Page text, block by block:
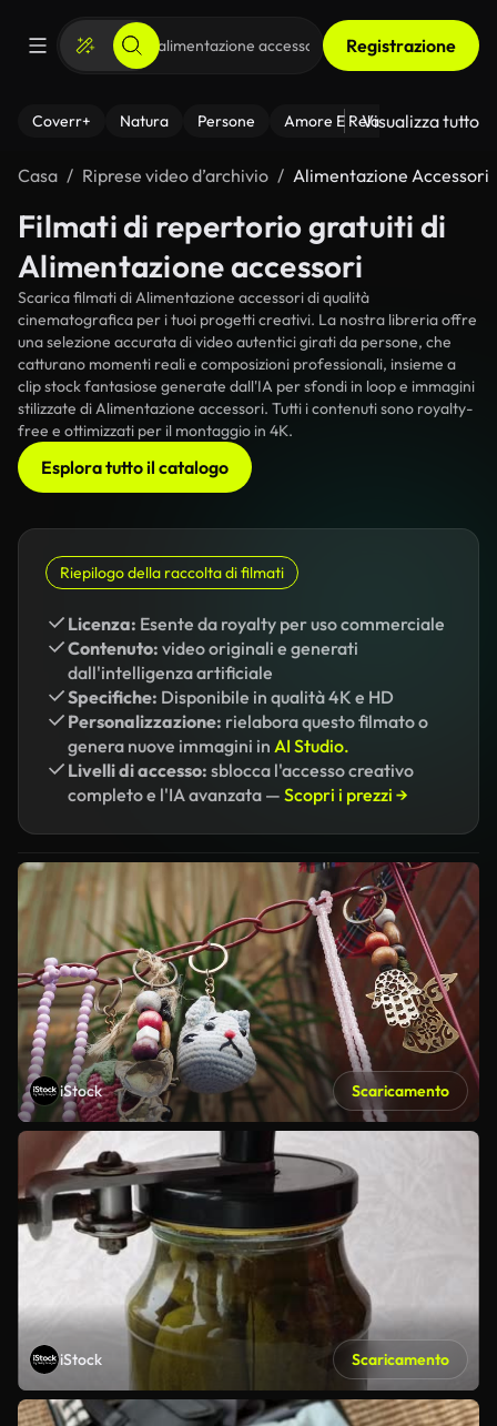
Registrazione
Coverr+ Natura Persone Amore E Relazioni Il
Visualizza tutto
Casa Riprese video d’archivio Alimentazione Accessori
Filmati di repertorio gratuiti di
Alimentazione accessori
Scarica filmati di Alimentazione accessori di qualità
cinematografica per i tuoi progetti creativi. La nostra libreria offre
una selezione accurata di video autentici girati da persone, che
catturano momenti reali e composizioni professionali, insieme a
clip stock fantasiose generate dall'IA per sfondi in loop e immagini
stilizzate di Alimentazione accessori. Tutti i contenuti sono royalty-
free e ottimizzati per il montaggio in 4K.
Esplora tutto il catalogo
Riepilogo della raccolta di filmati
Licenza: Esente da royalty per uso commerciale
Contenuto: video originali e generati
dall'intelligenza artificiale
Specifiche: Disponibile in qualità 4K e HD
Personalizzazione: rielabora questo filmato o
genera nuove immagini in AI Studio.
Livelli di accesso: sblocca l'accesso creativo
completo e l'IA avanzata — Scopri i prezzi →
iStock Scaricamento
iStock Scaricamento